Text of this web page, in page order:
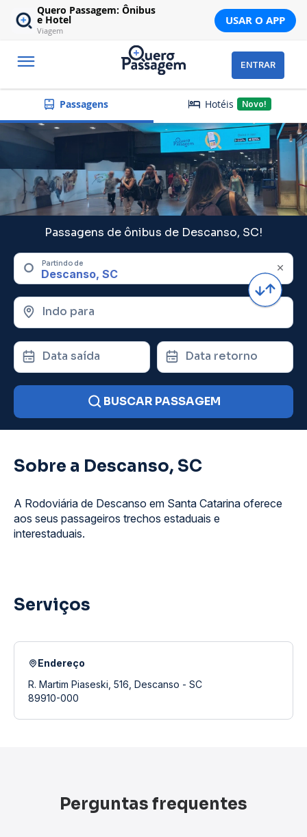
Quero Passagem: Ônibus
e Hotel
Viagem
USAR O APP
ENTRAR
Passagens Hotéis Novo!
Passagens de ônibus de Descanso, SC!
Partindo de
Indo para
Data saída Data retorno
BUSCAR PASSAGEM
Sobre a Descanso, SC
A Rodoviária de Descanso em Santa Catarina oferece
aos seus passageiros trechos estaduais e
interestaduais.
Serviços
Endereço
R. Martim Piaseski, 516, Descanso - SC
89910-000
Perguntas frequentes